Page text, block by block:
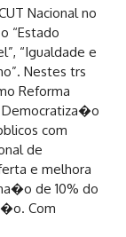
Nacional no
“Estado
“Igualdade e
Nestes trs
Reforma
Democratiza�o
com
de
e melhora
de 10% do
Com